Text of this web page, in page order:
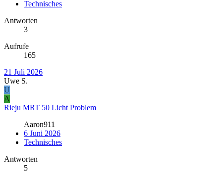
Technisches
Antworten
3
Aufrufe
165
21 Juli 2026
Uwe S.
U
A
Rieju MRT 50 Licht Problem
Aaron911
6 Juni 2026
Technisches
Antworten
5